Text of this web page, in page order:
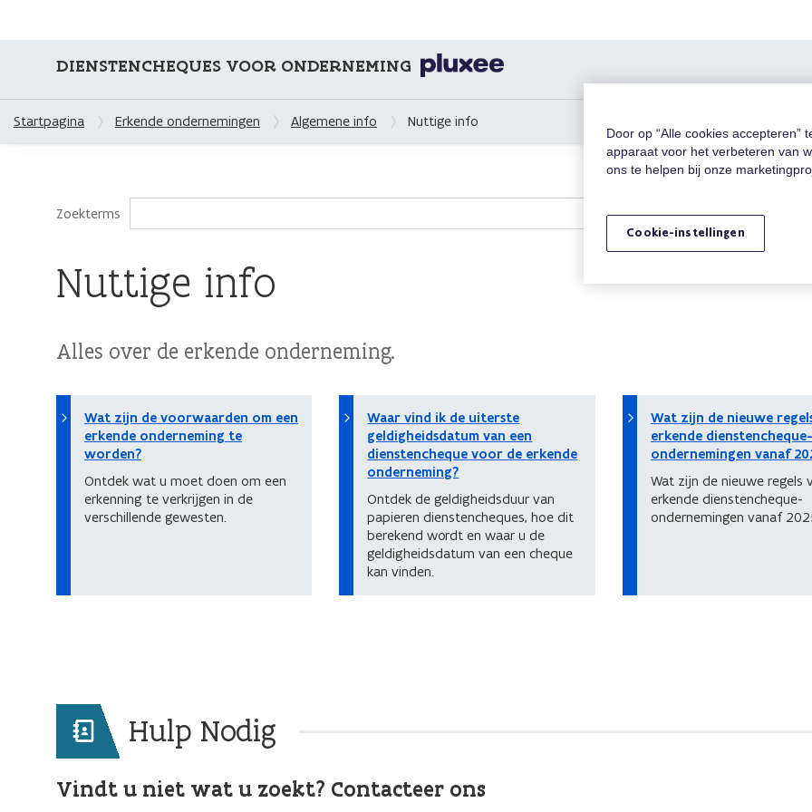
DIENSTENCHEQUES VOOR ONDERNEMING
Startpagina Erkende ondernemingen Algemene info Nuttige info
Zoekterms
Nuttige info
Alles over de erkende onderneming.
Wat zijn de voorwaarden om een
erkende onderneming te
worden?
Ontdek wat u moet doen om een
erkenning te verkrijgen in de
verschillende gewesten.
Waar vind ik de uiterste
geldigheidsdatum van een
dienstencheque voor de erkende
onderneming?
Ontdek de geldigheidsduur van
papieren dienstencheques, hoe dit
berekend wordt en waar u de
geldigheidsdatum van een cheque
kan vinden.
Wat zijn de nieuwe
erkende dienstencheque-
ondernemingen vanaf
Wat zijn de nieuwe regels
erkende dienstencheque-
ondernemingen vanaf
Hulp Nodig
Vindt u niet wat u zoekt? Contacteer ons
Door op “Alle cookies
apparaat voor het verbeteren van
ons te helpen bij onze
Cookie-instellingen